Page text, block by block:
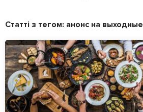
Статті з тегом: анонс на выходные